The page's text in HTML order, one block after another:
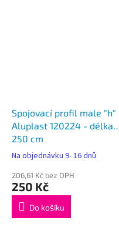
Spojovací profil male "h"
Aluplast 120224 - délka
250 cm
Na objednávku 9- 16 dnů
206,61 Kč bez DPH
250 Kč
Do košíku